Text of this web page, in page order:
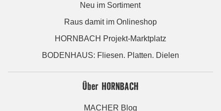
Neu im Sortiment
Raus damit im Onlineshop
HORNBACH Projekt-Marktplatz
BODENHAUS: Fliesen. Platten. Dielen
Über HORNBACH
MACHER Blog